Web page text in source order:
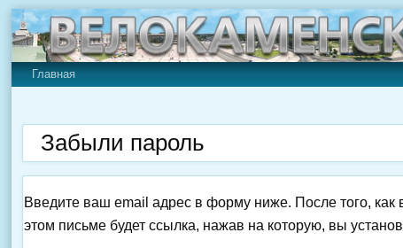
Главная
Забыли пароль
Введите ваш email адрес в форму ниже. После того,
этом письме будет ссылка, нажав на которую, вы